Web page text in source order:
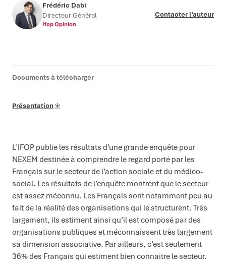
Frédéric Dabi
Directeur Général
Ifop Opinion
Contacter l’auteur
Documents à télécharger
Présentation
L’IFOP publie les résultats d’une grande enquête pour
NEXEM destinée à comprendre le regard porté par les
Français sur le secteur de l’action sociale et du médico-
social. Les résultats de l’enquête montrent que le secteur
est assez méconnu. Les Français sont notamment peu au
fait de la réalité des organisations qui le structurent. Très
largement, ils estiment ainsi qu’il est composé par des
organisations publiques et méconnaissent très largement
sa dimension associative. Par ailleurs, c’est seulement
36% des Français qui estiment bien connaitre le secteur.